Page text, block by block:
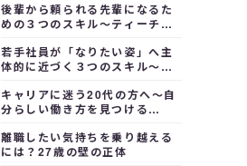
後輩から頼られる先輩になるた
めの３つのスキル～ティーチン
若手社員が「なりたい姿」へ主
体的に近づく３つのスキル～自
策・キャリア設計術
キャリアに迷う20代の方へ～自
分らしい働き方を見つける
離職したい気持ちを乗り越える
には？27歳の壁の正体